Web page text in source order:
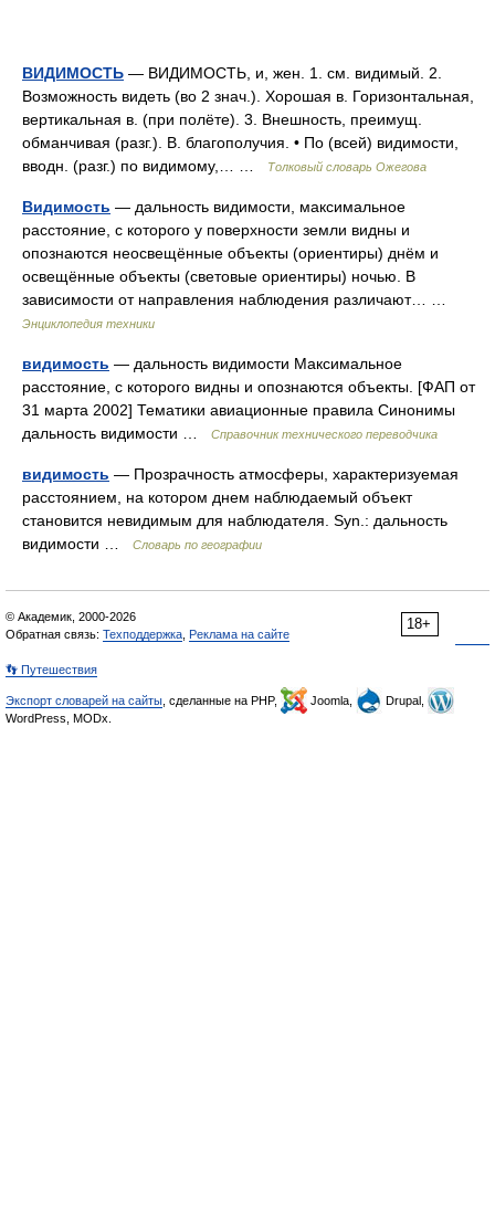
ВИДИМОСТЬ — ВИДИМОСТЬ, и, жен. 1. см. видимый. 2.
Возможность видеть (во 2 знач.). Хорошая в. Горизонтальная,
вертикальная в. (при полёте). 3. Внешность, преимущ.
обманчивая (разг.). В. благополучия. • По (всей) видимости,
вводн. (разг.) по видимому,… …
Толковый словарь Ожегова
Видимость — дальность видимости, максимальное
расстояние, с которого у поверхности земли видны и
опознаются неосвещённые объекты (ориентиры) днём и
освещённые объекты (световые ориентиры) ночью. В
зависимости от направления наблюдения различают… …
Энциклопедия техники
видимость — дальность видимости Максимальное
расстояние, с которого видны и опознаются объекты. [ФАП от
31 марта 2002] Тематики авиационные правила Синонимы
дальность видимости …
Справочник технического переводчика
видимость — Прозрачность атмосферы, характеризуемая
расстоянием, на котором днем наблюдаемый объект
становится невидимым для наблюдателя. Syn.: дальность
видимости …
Словарь по географии
18+
© Академик, 2000-2026
Обратная связь: Техподдержка Реклама на сайте
👣 Путешествия
Экспорт словарей на сайты , сделанные на PHP, Joomla,
Drupal,
WordPress, MODx.